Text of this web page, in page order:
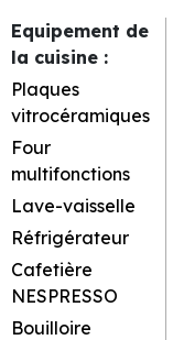
Equipement de
la cuisine :
Plaques
vitrocéramiques
Four
multifonctions
Lave-vaisselle
Réfrigérateur
Cafetière
NESPRESSO
Bouilloire